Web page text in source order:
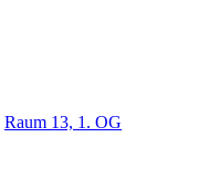
Raum 13, 1. OG